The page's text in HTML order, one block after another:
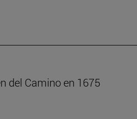
del Camino en 1675